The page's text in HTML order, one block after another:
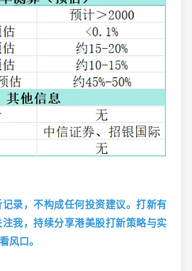
录，不构成任何投资建议。打新有
我，持续分享港美股打新策略与实
风口。